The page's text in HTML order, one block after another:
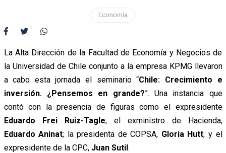
Economía
La Alta Dirección de la Facultad de Economía y Negocios de
la Universidad de Chile conjunto a la empresa KPMG llevaron
a cabo esta jornada el seminario “Chile: Crecimiento e
inversión. ¿Pensemos en grande?”. Una instancia que
contó con la presencia de figuras como el expresidente
Eduardo Frei Ruiz-Tagle; el exministro de Hacienda,
Eduardo Aninat; la presidenta de COPSA, Gloria Hutt; y el
expresidente de la CPC,Juan Sutil.